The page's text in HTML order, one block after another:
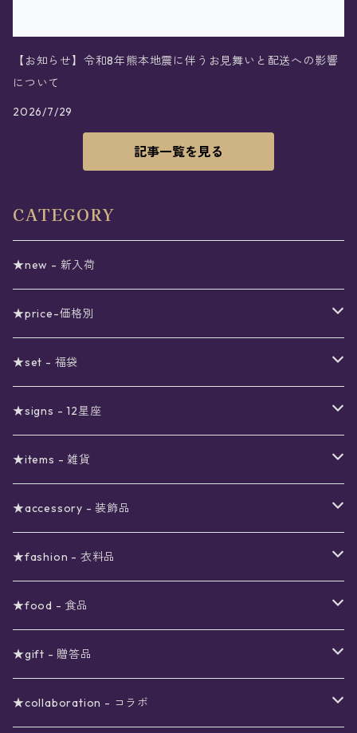
【お知らせ】令和8年熊本地震に伴うお見舞いと配送への影響
について
2026/7/29
記事一覧を見る
CATEGORY
★new - 新入荷
★price-価格別
セール
真夜中のSALE
予約限定SALE
〜1000円
〜2000円
〜3000円
〜4000円
〜5000円
〜6000円
〜7000円
★set - 福袋
12星座福袋
星の市福袋
★signs - 12星座
12星座ギフトセット
★items - 雑貨
ステーショナリー
ギフトボックス
ノート
メイクアップ
ネイルカラー
アロマスプレー
ポーチ
夜空の星月
扇子(うちわ)
インテリア
★accessory - 装飾品
ピアス
星
月
イヤリング
星
月
ネックレス
星
チョーカー
★fashion - 衣料品
ワンピース
スター
フラワー
トップス
ブラウス
ボトムス
★food - 食品
珈琲
紅茶
★gift - 贈答品
ラッピング用オプション
★collaboration - コラボ